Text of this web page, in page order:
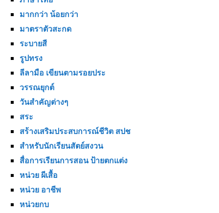
มากกว่า น้อยกว่า
มาตราตัวสะกด
ระบายสี
รูปทรง
ลีลามือ เขียนตามรอยประ
วรรณยุกต์
วันสำคัญต่างๆ
สระ
สร้างเสริมประสบการณ์ชีวิต สปช
สำหรับนักเรียนสัตย์สงวน
สื่อการเรียนการสอน ป้ายตกแต่ง
หน่วย ผีเสื้อ
หน่วย อาชีพ
หน่วยกบ